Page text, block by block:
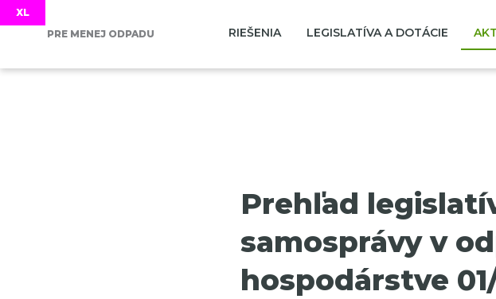
PRE MENEJ ODPADU RIEŠENIA LEGISLATÍVA A DOTÁCIE
Prehľad
samosprávy v
hospodárstve